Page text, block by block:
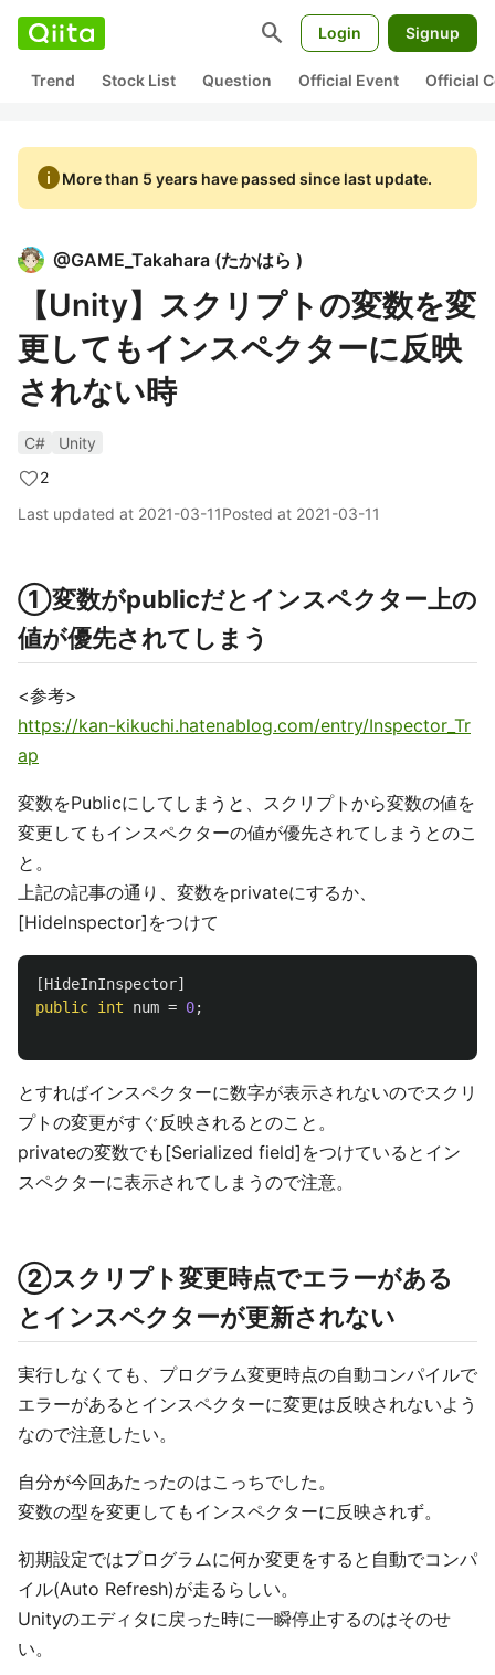
search Login Signup
Trend Stock List Question Official Event Official
infoMore than 5 years have passed since last update.
@GAME_Takahara (たかはら  )
【Unity】スクリプトの変数を変
更してもインスペクターに反映
されない時
C#
Unity
2
Last updated at 2021-03-11Posted at 2021-03-11
①変数がpublicだとインスペクター上の
値が優先されてしまう
<参考>
https://kan-kikuchi.hatenablog.com/entry/Inspector_Tr
ap
変数をPublicにしてしまうと、スクリプトから変数の値を
変更してもインスペクターの値が優先されてしまうとのこ
と。
上記の記事の通り、変数をprivateにするか、
[HideInspector]をつけて
[HideInInspector]
public int num = 0;
とすればインスペクターに数字が表示されないのでスクリ
プトの変更がすぐ反映されるとのこと。
privateの変数でも[Serialized field]をつけているとイン
スペクターに表示されてしまうので注意。
②スクリプト変更時点でエラーがある
とインスペクターが更新されない
実行しなくても、プログラム変更時点の自動コンパイルで
エラーがあるとインスペクターに変更は反映されないよう
なので注意したい。
自分が今回あたったのはこっちでした。
変数の型を変更してもインスペクターに反映されず。
初期設定ではプログラムに何か変更をすると自動でコンパ
イル(Auto Refresh)が走るらしい。
Unityのエディタに戻った時に一瞬停止するのはそのせ
い。